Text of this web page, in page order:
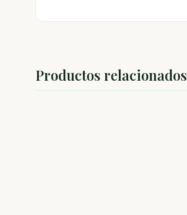
Productos relacionados